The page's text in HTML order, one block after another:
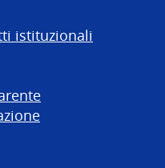
istituzionali